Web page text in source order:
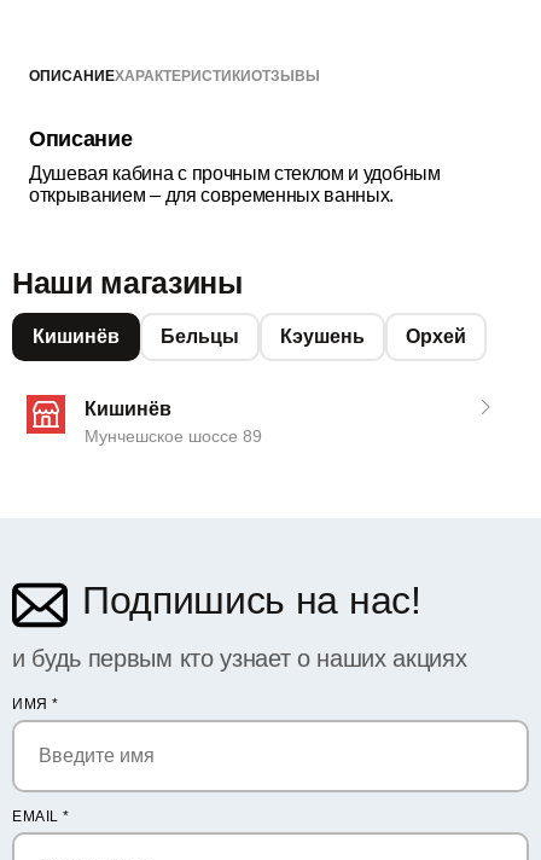
ОПИСАНИЕХАРАКТЕРИСТИКИОТЗЫВЫ
Описание
Душевая кабина с прочным стеклом и удобным
открыванием – для современных ванных.
Наши магазины
Кишинёв Бельцы Кэушень Орхей
Кишинёв
Мунчешское шоссе 89
Подпишись на нас!
и будь первым кто узнает о наших акциях
ИМЯ *
EMAIL *